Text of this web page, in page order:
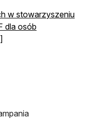
w stowarzyszeniu
dla osób